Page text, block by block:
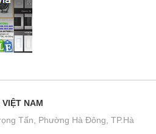
NAM
Tấn, Phường Hà Đông, TP.Hà